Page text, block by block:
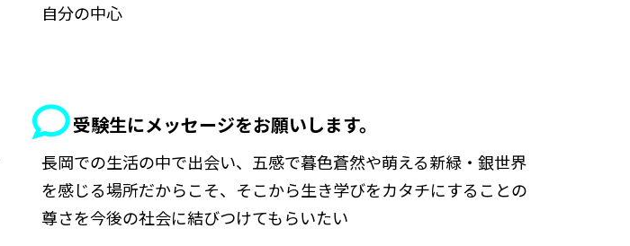
自分の中心
受験生にメッセージをお願いします。
長岡での生活の中で出会い、五感で暮色蒼然や萌える新緑・銀世界
を感じる場所だからこそ、そこから生き学びをカタチにすることの
尊さを今後の社会に結びつけてもらいたい